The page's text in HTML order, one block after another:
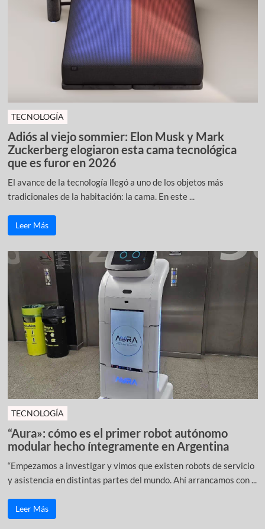
TECNOLOGÍA
Adiós al viejo sommier: Elon Musk y Mark
Zuckerberg elogiaron esta cama tecnológica
que es furor en 2026
El avance de la tecnología llegó a uno de los objetos más
tradicionales de la habitación: la cama. En este ...
Leer Más
TECNOLOGÍA
“Aura»: cómo es el primer robot autónomo
modular hecho íntegramente en Argentina
“Empezamos a investigar y vimos que existen robots de servicio
y asistencia en distintas partes del mundo. Ahí arrancamos con ...
Leer Más